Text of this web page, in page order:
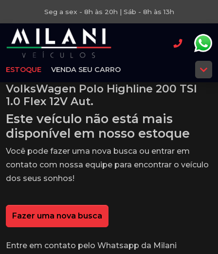
Seg a sex - 8h às 20h | Sáb - 8h às 13h
ESTOQUE VENDA SEU CARRO
VolksWagen Polo Highline 200 TSI
1.0 Flex 12V Aut.
Este veículo não está mais
disponível em nosso estoque
Você pode fazer uma nova busca ou entrar em
contato com nossa equipe para encontrar o veículo
dos seus sonhos!
Fazer uma nova busca
Entre em contato pelo Whatsapp da Milani